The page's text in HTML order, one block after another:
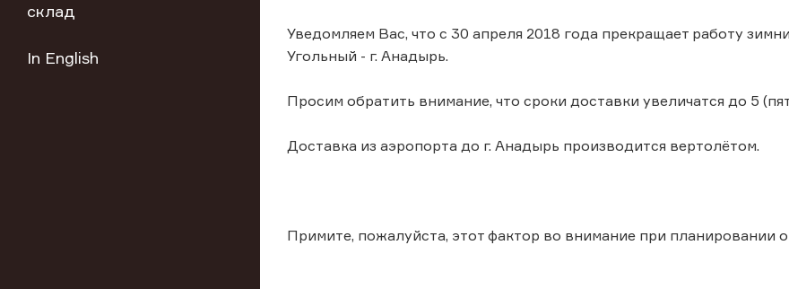
склад
In English
Уведомляем Вас, что с 30 апреля 2018 года прекращает работу
Угольный - г. Анадырь.
Просим обратить внимание, что сроки доставки увеличатся до 5
Доставка из аэропорта до г. Анадырь производится вертолётом.
Примите, пожалуйста, этот фактор во внимание при планировании